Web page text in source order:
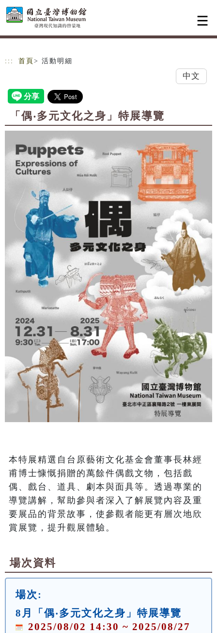
跳到主要內容
網站導覽
::: 首頁 > 活動明細
中文
「偶‧多元文化之身」特展導覽
本特展精選自台原藝術文化基金會董事長林經
甫博士慷慨捐贈的萬餘件偶戲文物，包括戲
偶、戲台、道具、劇本與面具等。透過專業的
導覽講解，幫助參與者深入了解展覽內容及重
要展品的背景故事，使參觀者能更有層次地欣
賞展覽，提升觀展體驗。
場次資料
場次:
8月「偶‧多元文化之身」特展導覽
2025/08/02 14:30 ~ 2025/08/27